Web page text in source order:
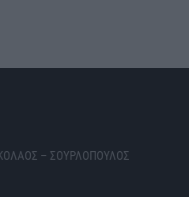
– ΣΟΥΡΛΟΠΟΥΛΟΣ